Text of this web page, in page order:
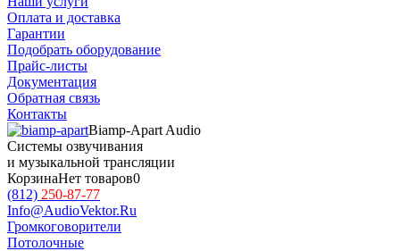
Оплата и доставка
Гарантии
Подобрать оборудование
Прайс-листы
Документация
Обратная связь
Контакты
Biamp-Apart Audio
Системы озвучивания
и музыкальной трансляции
КорзинаНет товаров0
(812) 250-87-77
Info@AudioVektor.Ru
Громкоговорители
Потолочные